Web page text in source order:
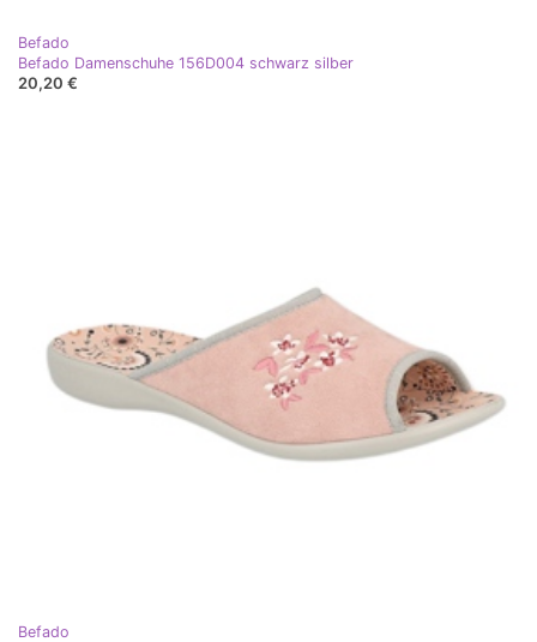
Befado
Befado Damenschuhe 156D004 schwarz silber
20,20 €
Befado